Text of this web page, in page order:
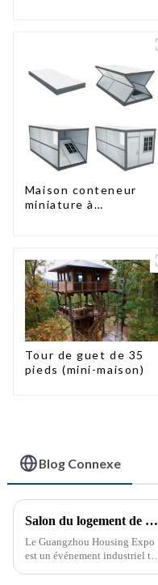
Maison conteneur
miniature à
Tour de guet de 35
pieds (mini-maison)
Blog Connexe
Salon du logement de Guangzhou
Le Guangzhou Housing Expo
est un événement industriel très